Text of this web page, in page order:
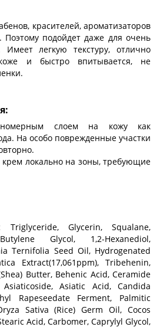
красителей, ароматизаторов
подойдет даже для очень
Имеет легкую текстуру, отлично
и быстро впитывается, не
слоем на кожу как
На особо поврежденные участки
локально на зоны, требующие
Triglyceride, Glycerin, Squalane,
Glycol, 1,2-Hexanediol,
Ternifolia Seed Oil, Hydrogenated
Extract(17,061ppm), Tribehenin,
Butter, Behenic Acid, Ceramide
Asiatic Acid, Candida
Rapeseedate Ferment, Palmitic
Sativa (Rice) Germ Oil, Cocos
Acid, Carbomer, Caprylyl Glycol,